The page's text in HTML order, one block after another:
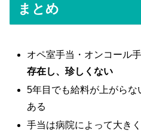
まとめ
オペ室手当・オンコール
存在し、珍しくない
5年目でも給料が上がらな
ある
手当は病院によって大き